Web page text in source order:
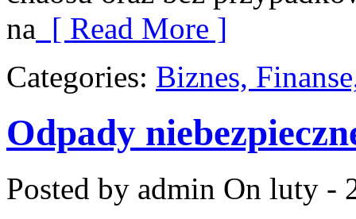
na [ Read More ]
Categories: Biznes,
Odpady
Posted by admin On luty -